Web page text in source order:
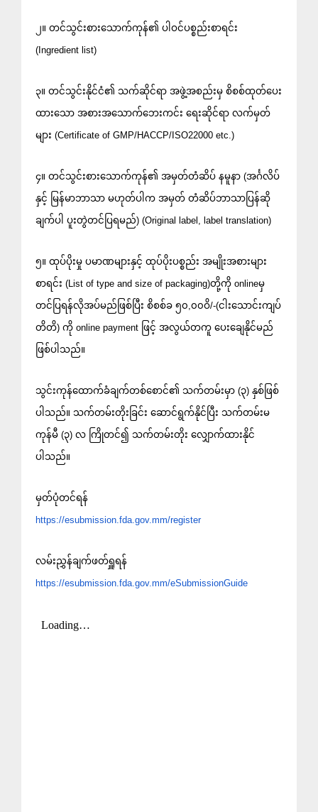
၂။ တင်သွင်းစားသောက်ကုန်၏ ပါဝင်ပစ္စည်းစာရင်း
(Ingredient list)
၃။ တင်သွင်းနိုင်ငံ၏ သက်ဆိုင်ရာ အဖွဲ့အစည်းမှ စိစစ်ထုတ်ပေး
ထားသော အစားအသောက်ဘေးကင်း ရေးဆိုင်ရာ လက်မှတ်
များ (Certificate of GMP/HACCP/ISO22000 etc.)
၄။ တင်သွင်းစားသောက်ကုန်၏ အမှတ်တံဆိပ် နမူနာ (အင်္ဂလိပ်
နှင့် မြန်မာဘာသာ မဟုတ်ပါက အမှတ် တံဆိပ်ဘာသာပြန်ဆို
ချက်ပါ ပူးတွဲတင်ပြရမည်) (Original label, label translation)
၅။ ထုပ်ပိုးမှု ပမာဏများနှင့် ထုပ်ပိုးပစ္စည်း အမျိုးအစားများ
စာရင်း (List of type and size of packaging)တို့ကို onlineမှ
တင်ပြရန်လိုအပ်မည်ဖြစ်ပြီး စိစစ်ခ ၅၀,၀၀ဝိ/-(ငါးသောင်းကျပ်
တိတိ) ကို online payment ဖြင့် အလွယ်တကူ ပေးချေနိုင်မည်
ဖြစ်ပါသည်။
သွင်းကုန်ထောက်ခံချက်တစ်စောင်၏ သက်တမ်းမှာ (၃) နှစ်ဖြစ်
ပါသည်။ သက်တမ်းတိုးခြင်း ဆောင်ရွက်နိုင်ပြီး သက်တမ်းမ
ကုန်မီ (၃) လ ကြိုတင်၍ သက်တမ်းတိုး လျှောက်ထားနိုင်
ပါသည်။
မှတ်ပုံတင်ရန်
https://esubmission.fda.gov.mm/register
လမ်းညွှန်ချက်ဖတ်ရှူရန်
https://esubmission.fda.gov.mm/eSubmissionGuide